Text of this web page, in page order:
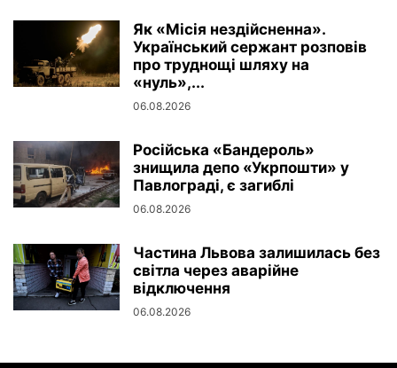
Як «Місія нездійсненна».
Український сержант розповів
про труднощі шляху на
«нуль»,...
06.08.2026
Російська «Бандероль»
знищила депо «Укрпошти» у
Павлограді, є загиблі
06.08.2026
Частина Львова залишилась без
світла через аварійне
відключення
06.08.2026